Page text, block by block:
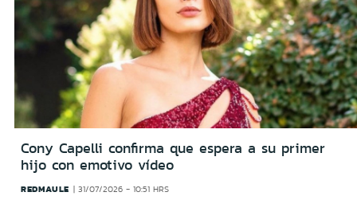
Cony Capelli confirma que espera a su primer
hijo con emotivo vídeo
REDMAULE 31/07/2026 - 10:51 HRS